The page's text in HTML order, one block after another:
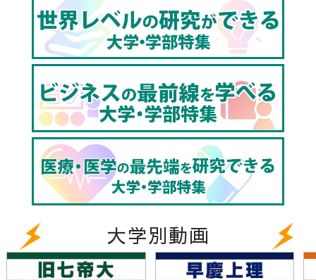
6:29 エンディング｜真摯な夢の実現の場
[お茶の水女子大学について]
お茶の水女子大学は、少人数での高度な授業が特徴で
す。ゼミや実験・実習など、きめ細やかで丁寧な指導
を行い、一人ひとりの個性を大切にします。教育体系
は、文系、理系という枠組みを超えたリベラル・アー
ツ。人文科学、自然科学、社会科学などを総合的に学
び、社会人としての高度な基礎力と、知的な自由さを
持った女性になるための専門性を身につけます。さら
に、グローバルに活躍するために必要になる情報教育
や外国語教育、女性リーダーになるためのプログラム
やビジネスの現場で学ぶインターンシップなど、様々
なキャリア支援プログラムがあります。
大学別動画